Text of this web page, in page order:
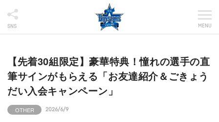
SNS MENU
【先着30組限定】豪華特典！憧れの選手の直
筆サインがもらえる「お友達紹介＆ごきょう
だい入会キャンペーン」
OTHER 2026/6/9